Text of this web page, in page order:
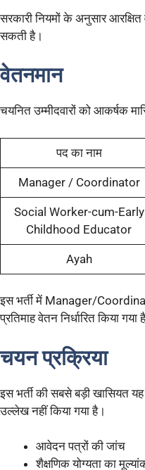
सरकारी नियमों के अनुसार
सकती है।
वेतनमान
चयनित उम्मीदवारों को आकर्षक
पद का नाम
Manager / Coordinator
Social Worker-cum-Early
Childhood Educator
Ayah
इस भर्ती में Manager/
प्रतिमाह वेतन निर्धारित किया गया
चयन प्रक्रिया
इस भर्ती की सबसे बड़ी खासियत
उल्लेख नहीं किया गया है।
आवेदन पत्रों की जांच
शैक्षणिक योग्यता का